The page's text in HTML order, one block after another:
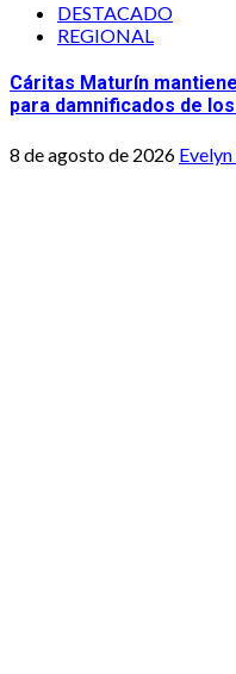
DESTACADO
REGIONAL
Cáritas Maturín
para damnificados de
8 de agosto de 2026